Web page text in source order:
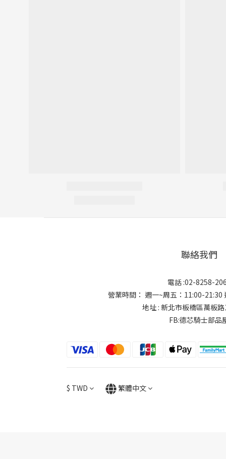
聯絡我們
電話 :02-8258-
營業時間： 週一~周五：11:00-21:30
地址 : 新北市板橋區萬板
FB:德芯騎士部品
$ TWD 繁體中文